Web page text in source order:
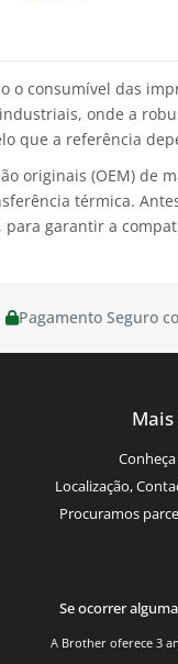
o consumível das
onde a
que a referência
originais (OEM) de
térmica.
garantir a
Pagamento Seguro
Mais
Localização,
Procuramos
Se ocorrer
A Brother oferece 3